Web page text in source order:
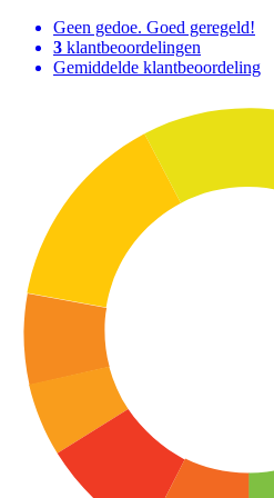
Geen gedoe. Goed geregeld!
3 klantbeoordelingen
Gemiddelde klantbeoordeling